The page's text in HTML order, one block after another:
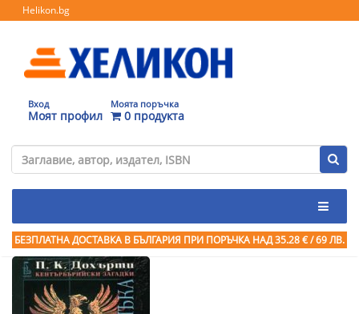
Helikon.bg
Вход
Моят профил
Моята поръчка
0 продукта
БЕЗПЛАТНА ДОСТАВКА В БЪЛГАРИЯ ПРИ ПОРЪЧКА НАД 35.28 € / 69 ЛВ.